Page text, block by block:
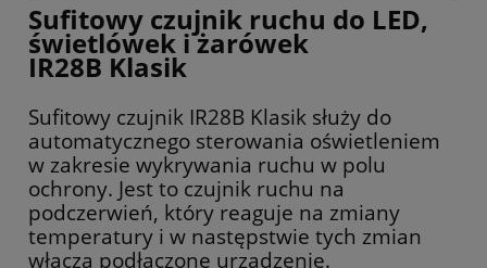
Sufitowy czujnik ruchu do LED,
świetlówek i żarówek
IR28B Klasik
Sufitowy czujnik IR28B Klasik służy do
automatycznego sterowania oświetleniem
w zakresie wykrywania ruchu w polu
ochrony. Jest to czujnik ruchu na
podczerwień, który reaguje na zmiany
temperatury i w następstwie tych zmian
włącza podłączone urządzenie.